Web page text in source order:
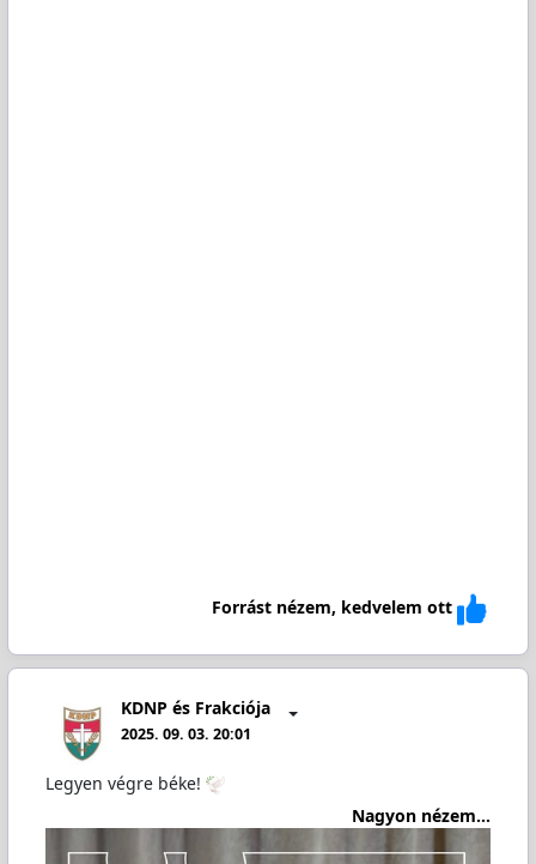
Forrást nézem, kedvelem ott
KDNP és Frakciója
2025. 09. 03. 20:01
Legyen végre béke!
Nagyon nézem...